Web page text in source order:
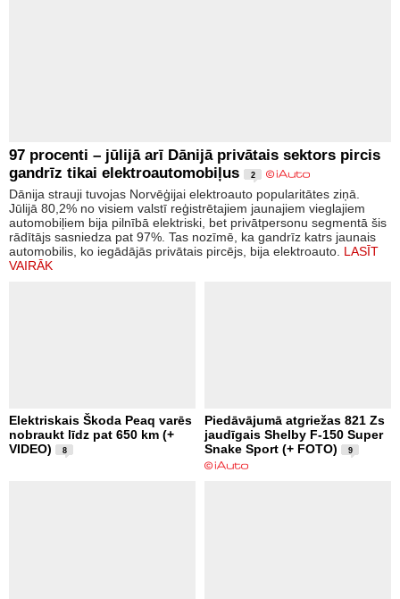
97 procenti – jūlijā arī Dānijā privātais sektors pircis
gandrīz tikai elektroautomobiļus
2
Dānija strauji tuvojas Norvēģijai elektroauto popularitātes ziņā.
Jūlijā 80,2% no visiem valstī reģistrētajiem jaunajiem vieglajiem
automobiļiem bija pilnībā elektriski, bet privātpersonu segmentā šis
rādītājs sasniedza pat 97%. Tas nozīmē, ka gandrīz katrs jaunais
automobilis, ko iegādājās privātais pircējs, bija elektroauto. LASĪT
VAIRĀK
Elektriskais Škoda Peaq varēs
nobraukt līdz pat 650 km (+
VIDEO)
8
Piedāvājumā atgriežas 821 Zs
jaudīgais Shelby F-150 Super
Snake Sport (+ FOTO)
9